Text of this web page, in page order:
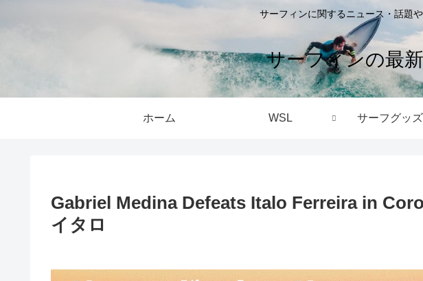
サーフィンに関するニュース・話題
サーフィンの最
ホーム WSL サーフグッ
Gabriel Medina Defeats Italo Ferreira in
イタロ